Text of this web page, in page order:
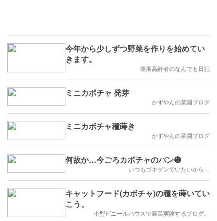
今年から少しずつ野菜を作りを始めてい
きます。
後期高齢者のなんでも日記
ミニカボチャ 発芽
かずやんの菜園ブログ
ミニカボチャ種蒔き
かずやんの菜園ブログ
何故か…今ごろカボチャのパン🎃
いつもゴキゲンでいたいから…
キャットフード(カボチャ)の種を蒔いてい
こう。
小型ビニールハウスで農業実験するブログ。